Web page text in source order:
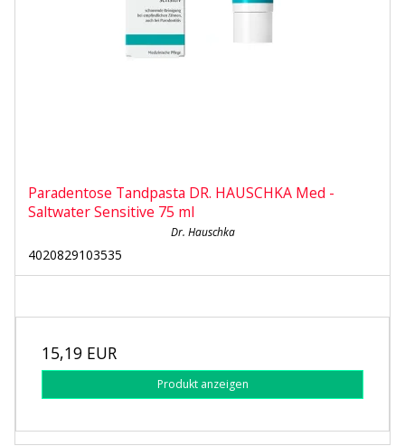
Paradentose Tandpasta DR. HAUSCHKA Med -
Saltwater Sensitive 75 ml
Dr. Hauschka
4020829103535
15,19 EUR
Produkt anzeigen